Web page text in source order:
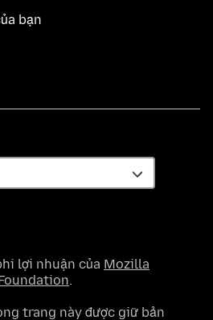
bạn
lợi nhuận của Mozilla
.
trang này được giữ bản